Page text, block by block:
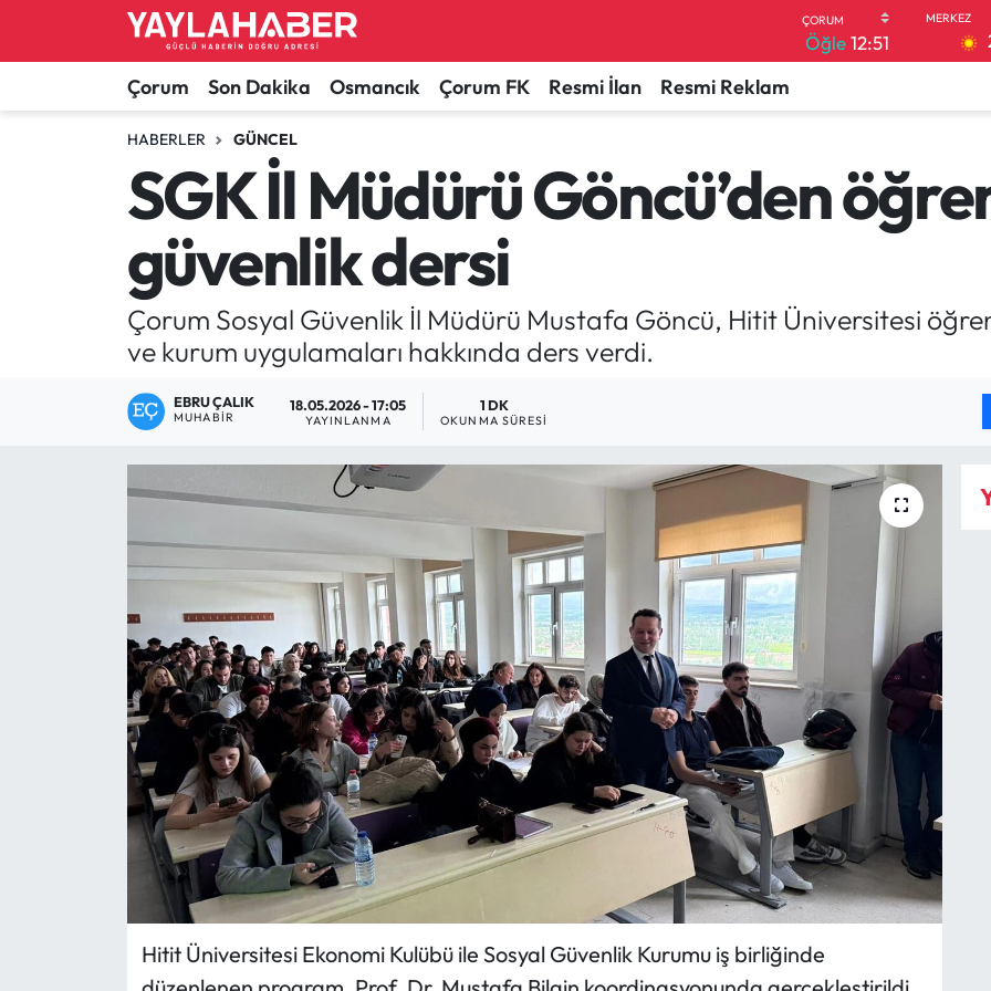
Öğle12:51
Çorum Son Dakika Osmancık Çorum FK Resmi İlan Resmi Reklam
HABERLER GÜNCEL
SGK İl Müdürü Göncü’den
güvenlik dersi
Çorum Sosyal Güvenlik İl Müdürü Mustafa Göncü, Hitit Üniversitesi
ve kurum uygulamaları hakkında ders verdi.
EBRU ÇALIK
MUHABIR
18.05.2026 - 17:05
YAYINLANMA
1 DK
OKUNMA SÜRESI
Hitit Üniversitesi Ekonomi Kulübü ile Sosyal Güvenlik Kurumu iş birliğinde
Alaca Haberleri
Bayat Haberleri
Bilgi - Keşfet Haberleri
Bilim ve Teknoloji
Boğazkale Haberleri
Çorum Haberleri
Çorum Son Dakika Haberleri
İskilip Haberleri
Kargı Haberleri
Kimdir?
Kültür Sanat
Laçin Haberleri
Çorum Nöbetçi Eczaneler
Çorum Hava Durumu
Çorum Namaz Vakitleri
Çorum Trafik Yoğunluk Haritası
TFF 1.Lig Puan Durumu ve Fikstür
Tüm Manşetler
Son Dakika Haberleri